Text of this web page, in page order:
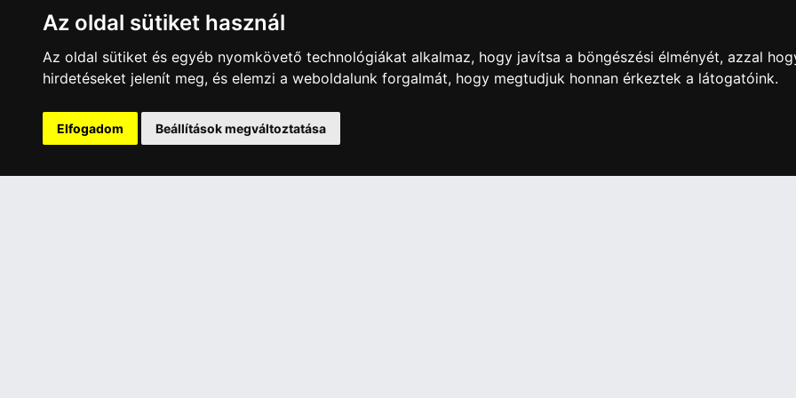
Az oldal sütiket használ
Az oldal sütiket és egyéb nyomkövető technológiákat alkalmaz, hogy javítsa a böngészési élményét, azzal
hirdetéseket jelenít meg, és elemzi a weboldalunk forgalmát, hogy megtudjuk honnan érkeztek a látogatóink.
Elfogadom Beállítások megváltoztatása
5 170 Ft
A Kormány döntése alapján a kereskedő tartós adathordozó termék vásárlásakor köteles a fogyasztó